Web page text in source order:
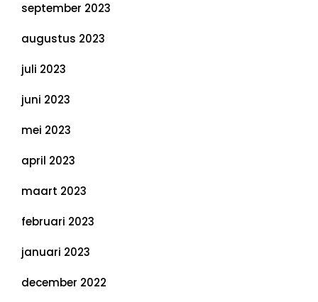
september 2023
augustus 2023
juli 2023
juni 2023
mei 2023
april 2023
maart 2023
februari 2023
januari 2023
december 2022